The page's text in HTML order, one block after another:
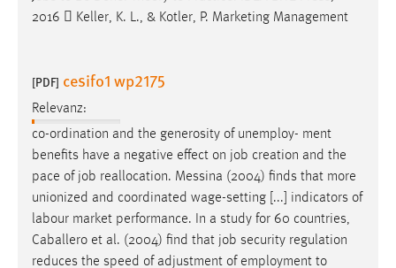
2016  Keller, K. L., & Kotler, P. Marketing Management
[PDF] cesifo1 wp2175
Relevanz:
co-ordination and the generosity of unemploy- ment
benefits have a negative effect on job creation and the
pace of job reallocation. Messina (2004) finds that more
unionized and coordinated wage-setting [...] indicators of
labour market performance. In a study for 60 countries,
Caballero et al. (2004) find that job security regulation
reduces the speed of adjustment of employment to
Anbieter:
Zweck:
Conversion-Tracking
Cookie Laufzeit:
3 Monate